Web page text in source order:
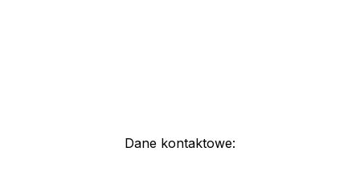
Dane kontaktowe: